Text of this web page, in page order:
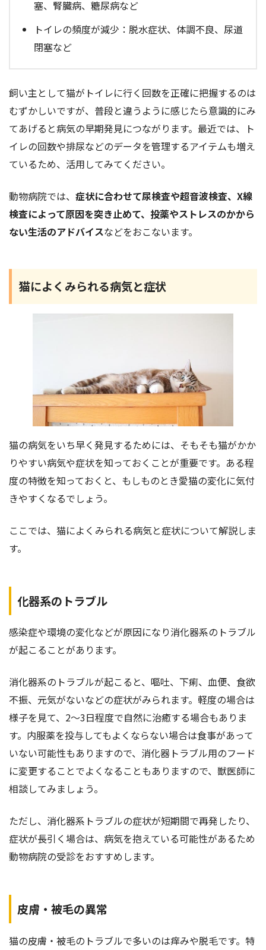
塞、腎臓病、糖尿病など
トイレの頻度が減少：脱水症状、体調不良、尿道
閉塞など
飼い主として猫がトイレに行く回数を正確に把握するのは
むずかしいですが、普段と違うように感じたら意識的にみ
てあげると病気の早期発見につながります。最近では、ト
イレの回数や排尿などのデータを管理するアイテムも増え
ているため、活用してみてください。
動物病院では、 症状に合わせて尿検査や超音波検査、X線
検査によって原因を突き止めて、投薬やストレスのかから
ない生活のアドバイスなどをおこないます。
猫によくみられる病気と症状
猫の病気をいち早く発見するためには、そもそも猫がかか
りやすい病気や症状を知っておくことが重要です。ある程
度の特徴を知っておくと、もしものとき愛猫の変化に気付
きやすくなるでしょう。
ここでは、猫によくみられる病気と症状について解説しま
す。
化器系のトラブル
感染症や環境の変化などが原因になり消化器系のトラブル
が起こることがあります。
消化器系のトラブルが起こると、嘔吐、下痢、血便、食欲
不振、元気がないなどの症状がみられます。軽度の場合は
様子を見て、2〜3日程度で自然に治癒する場合もありま
す。内服薬を投与してもよくならない場合は食事があって
いない可能性もありますので、消化器トラブル用のフード
に変更することでよくなることもありますので、獣医師に
相談してみましょう。
ただし、消化器系トラブルの症状が短期間で再発したり、
症状が長引く場合は、病気を抱えている可能性があるため
動物病院の受診をおすすめします。
皮膚・被毛の異常
猫の皮膚・被毛のトラブルで多いのは痒みや脱毛です。特